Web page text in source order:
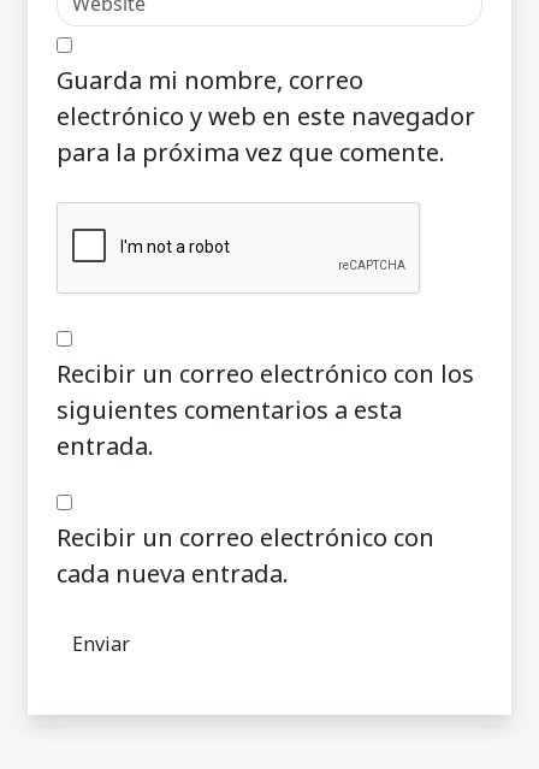
Guarda mi nombre, correo
electrónico y web en este navegador
para la próxima vez que comente.
Recibir un correo electrónico con los
siguientes comentarios a esta
entrada.
Recibir un correo electrónico con
cada nueva entrada.